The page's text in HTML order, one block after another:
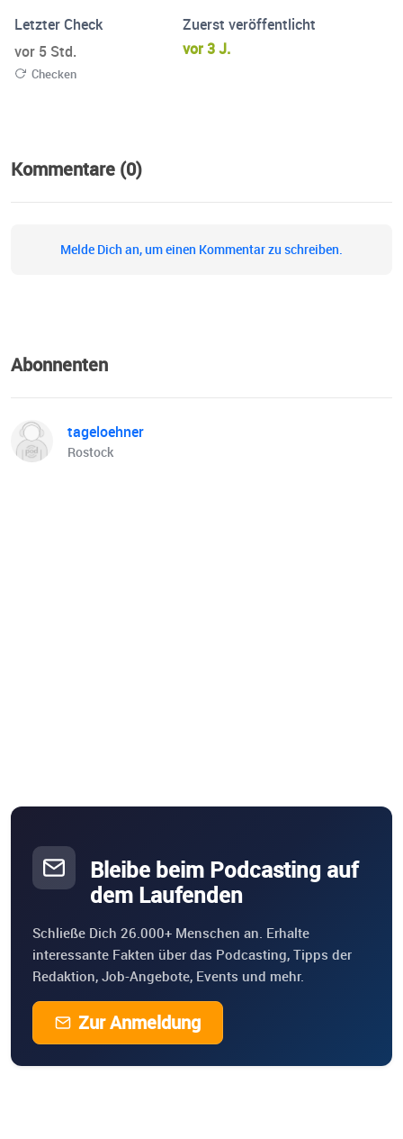
Letzter Check
vor 5 Std.
Checken
Zuerst veröffentlicht
vor 3 J.
Kommentare (0)
Melde Dich an, um einen Kommentar zu schreiben.
Abonnenten
tageloehner
Rostock
Bleibe beim Podcasting auf
dem Laufenden
Schließe Dich 26.000+ Menschen an. Erhalte
interessante Fakten über das Podcasting, Tipps der
Redaktion, Job-Angebote, Events und mehr.
Zur Anmeldung